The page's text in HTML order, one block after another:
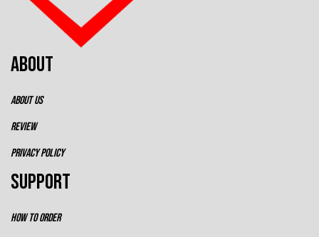
ABOUT
ABOUT US
REVIEW
PRIVACY POLICY
SUPPORT
HOW TO ORDER